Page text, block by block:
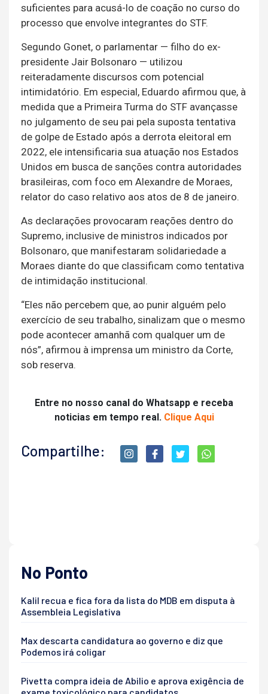
suficientes para acusá-lo de coação no curso do
processo que envolve integrantes do STF.
Segundo Gonet, o parlamentar — filho do ex-
presidente Jair Bolsonaro — utilizou
reiteradamente discursos com potencial
intimidatório. Em especial, Eduardo afirmou que, à
medida que a Primeira Turma do STF avançasse
no julgamento de seu pai pela suposta tentativa
de golpe de Estado após a derrota eleitoral em
2022, ele intensificaria sua atuação nos Estados
Unidos em busca de sanções contra autoridades
brasileiras, com foco em Alexandre de Moraes,
relator do caso relativo aos atos de 8 de janeiro.
As declarações provocaram reações dentro do
Supremo, inclusive de ministros indicados por
Bolsonaro, que manifestaram solidariedade a
Moraes diante do que classificam como tentativa
de intimidação institucional.
“Eles não percebem que, ao punir alguém pelo
exercício de seu trabalho, sinalizam que o mesmo
pode acontecer amanhã com qualquer um de
nós”, afirmou à imprensa um ministro da Corte,
sob reserva.
Entre no nosso canal do Whatsapp e receba
noticias em tempo real. Clique Aqui
Compartilhe:
No Ponto
Kalil recua e fica fora da lista do MDB em disputa à
Assembleia Legislativa
Max descarta candidatura ao governo e diz que
Podemos irá coligar
Pivetta compra ideia de Abilio e aprova exigência de